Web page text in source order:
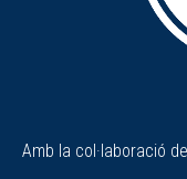
Amb la col·laboració